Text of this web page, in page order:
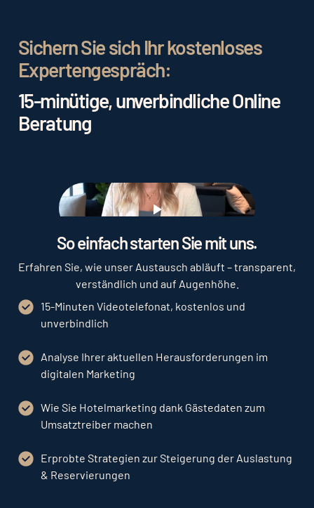
Sichern Sie sich Ihr kostenloses
Expertengespräch:
15-minütige, unverbindliche Online
Beratung
Play
So einfach starten Sie mit uns.
Erfahren Sie, wie unser Austausch abläuft – transparent,
verständlich und auf Augenhöhe.
15-Minuten Videotelefonat, kostenlos und
unverbindlich
Analyse Ihrer aktuellen Herausforderungen im
digitalen Marketing
Wie Sie Hotelmarketing dank Gästedaten zum
Umsatztreiber machen
Erprobte Strategien zur Steigerung der Auslastung
& Reservierungen